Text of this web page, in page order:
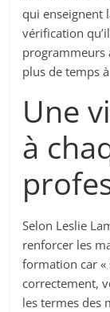
qui enseignent
vérification
programmeurs
plus de temps
Une
à
Selon Leslie
renforcer les
formation car «
correctement,
les termes des